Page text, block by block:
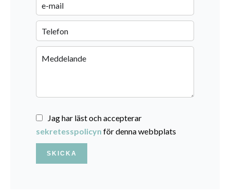
Jag har läst och accepterar
sekretesspolicyn för denna webbplats
SKICKA